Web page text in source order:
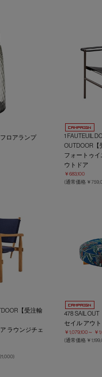
ロアランプ
1 FAUTEUIL
OUTDOOR【
フォートゥイ
ウトドア
￥683,100
(通常価格 ￥
【受注輸
ラウンジチェ
)
478 SAIL OUT
セイル アウ
￥1,079,100～ ￥
(通常価格 ￥